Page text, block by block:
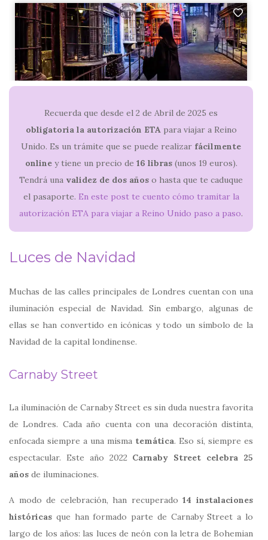
Recuerda que desde el 2 de Abril de 2025 es
obligatoria la autorización ETApara viajar a Reino
Unido. Es un trámite que se puede realizar fácilmente
onliney tiene un precio de 16 libras(unos 19 euros).
Tendrá una validez de dos años o hasta que te caduque
el pasaporte. En este post te cuento cómo tramitar la
autorización ETA para viajar a Reino Unido paso a paso.
Luces de Navidad
Muchas de las calles principales de Londres cuentan con una
iluminación especial de Navidad. Sin embargo, algunas de
ellas se han convertido en icónicas y todo un símbolo de la
Navidad de la capital londinense.
Carnaby Street
La iluminación de Carnaby Street es sin duda nuestra favorita
de Londres. Cada año cuenta con una decoración distinta,
enfocada siempre a una misma temática. Eso sí, siempre es
espectacular. Este año 2022 Carnaby Street celebra 25
años de iluminaciones.
A modo de celebración, han recuperado14 instalaciones
históricas que han formado parte de Carnaby Street a lo
largo de los años: las luces de neón con la letra de Bohemian